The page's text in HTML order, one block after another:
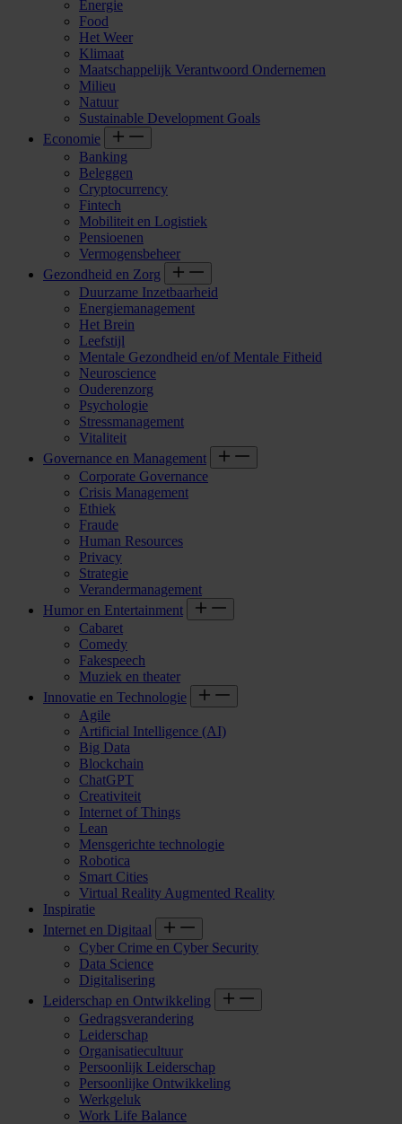
Energie
Food
Het Weer
Klimaat
Maatschappelijk Verantwoord Ondernemen
Milieu
Natuur
Sustainable Development Goals
Economie
Banking
Beleggen
Cryptocurrency
Fintech
Mobiliteit en Logistiek
Pensioenen
Vermogensbeheer
Gezondheid en Zorg
Duurzame Inzetbaarheid
Energiemanagement
Het Brein
Leefstijl
Mentale Gezondheid en/of Mentale Fitheid
Neuroscience
Ouderenzorg
Psychologie
Stressmanagement
Vitaliteit
Governance en Management
Corporate Governance
Crisis Management
Ethiek
Fraude
Human Resources
Privacy
Strategie
Verandermanagement
Humor en Entertainment
Cabaret
Comedy
Fakespeech
Muziek en theater
Innovatie en Technologie
Agile
Artificial Intelligence (AI)
Big Data
Blockchain
ChatGPT
Creativiteit
Internet of Things
Lean
Mensgerichte technologie
Robotica
Smart Cities
Virtual Reality Augmented Reality
Inspiratie
Internet en Digitaal
Cyber Crime en Cyber Security
Data Science
Digitalisering
Leiderschap en Ontwikkeling
Gedragsverandering
Leiderschap
Organisatiecultuur
Persoonlijk Leiderschap
Persoonlijke Ontwikkeling
Werkgeluk
Work Life Balance